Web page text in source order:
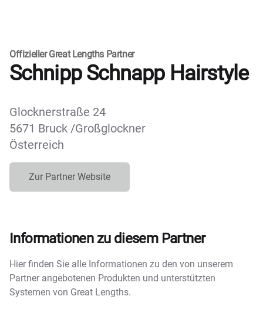
Offizieller Great Lengths Partner
Schnipp Schnapp Hairstyle
Glocknerstraße 24
5671 Bruck /Großglockner
Österreich
Zur Partner Website
Informationen zu diesem Partner
Hier finden Sie alle Informationen zu den von unserem
Partner angebotenen Produkten und unterstützten
Systemen von Great Lengths.